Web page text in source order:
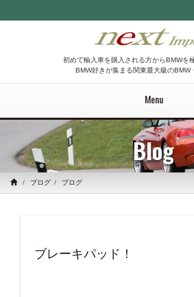
初めて輸入車を購入される方からBMWを
BMW好きが集まる関東最大級のBMW
Menu
Blog
ブログ ブログ
ブレーキパッド！